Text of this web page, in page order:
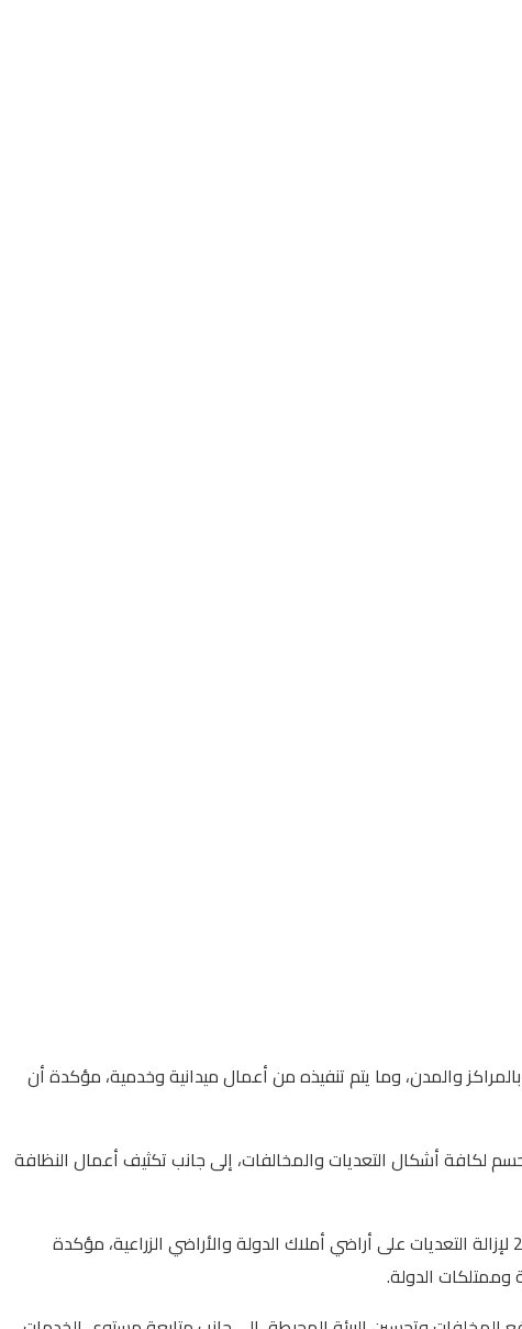
والمدن، وما يتم تنفيذه من أعمال ميدانية وخدمية، مؤكدة أن
لكافة أشكال التعديات والمخالفات، إلى جانب تكثيف أعمال النظافة
وخلال المتابعة، اطلعت المحافظ على معدلات الأداء في عدد من الملفات الحيوية، وفي مقدمتها أعمال المرحلة الثانية من الموجة الـ29 لإزالة التعديات على أراضي أملاك الدولة والأراضي الزراعية، مؤكدة
وممتلكات الدولة.